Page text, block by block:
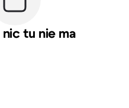
nic tu nie ma